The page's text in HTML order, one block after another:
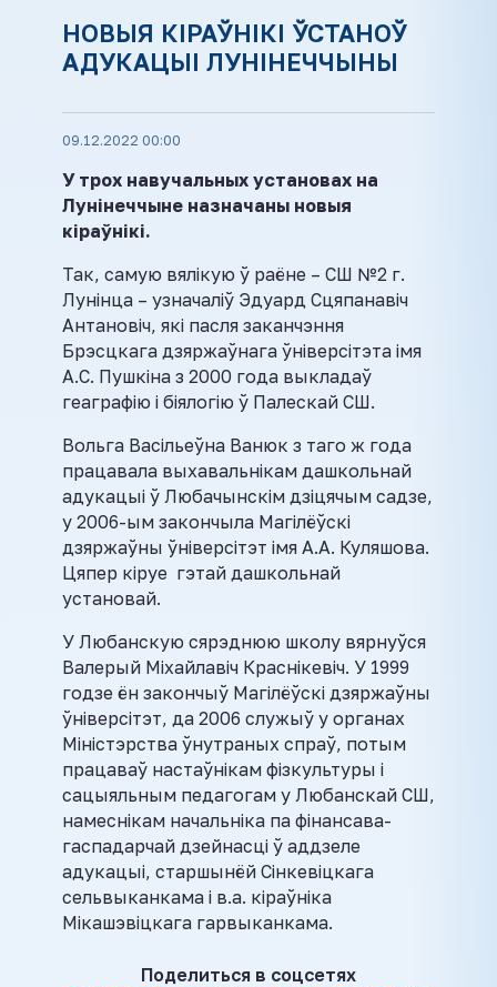
НОВЫЯ КІРАЎНІКІ ЎСТАНОЎ
АДУКАЦЫІ ЛУНІНЕЧЧЫНЫ
09.12.2022 00:00
У трох навучальных установах на
Лунінеччыне назначаны новыя
кіраўнікі.
Так, самую вялікую ў раёне – СШ №2 г.
Лунінца – узначаліў Эдуард Сцяпанавіч
Антановіч, які пасля заканчэння
Брэсцкага дзяржаўнага ўніверсітэта імя
А.С. Пушкіна з 2000 года выкладаў
геаграфію і біялогію ў Палескай СШ.
Вольга Васільеўна Ванюк з таго ж года
працавала выхавальнікам дашкольнай
адукацыі ў Любачынскім дзіцячым садзе,
у 2006-ым закончыла Магілёўскі
дзяржаўны ўніверсітэт імя А.А. Куляшова.
Цяпер кіруе гэтай дашкольнай
установай.
У Любанскую сярэднюю школу вярнуўся
Валерый Міхайлавіч Краснікевіч. У 1999
годзе ён закончыў Магілёўскі дзяржаўны
ўніверсітэт, да 2006 служыў у органах
Міністэрства ўнутраных спраў, потым
працаваў настаўнікам фізкультуры і
сацыяльным педагогам у Любанскай СШ,
намеснікам начальніка па фінансава-
гаспадарчай дзейнасці ў аддзеле
адукацыі, старшынёй Сінкевіцкага
сельвыканкама і в.а. кіраўніка
Мікашэвіцкага гарвыканкама.
Поделиться в соцсетях